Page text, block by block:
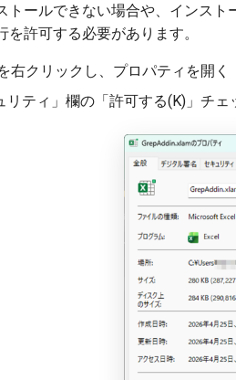
トールできない場合や、インス
許可する必要があります。
右クリックし、プロパティを開く
リティ」欄の「許可する(K)」チ